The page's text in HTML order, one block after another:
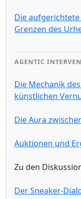
Die
Grenzen des
AGENTIC
Die Mechanik
künstlichen
Die Aura
Auktionen und
Zu den
Der Sneaker-